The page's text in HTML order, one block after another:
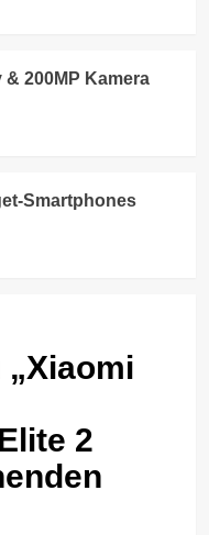
200MP Kamera
Smartphones
Xiaomi
2